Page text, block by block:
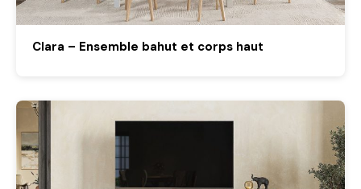
Clara – Ensemble bahut et corps haut